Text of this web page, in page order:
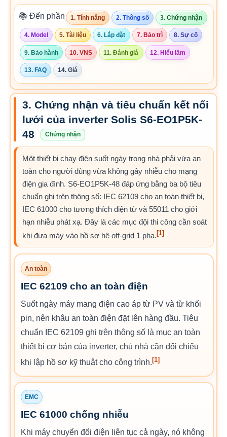
📚 Đến phần 1. Tính năng 2. Thông số 3. Chứng nhận
4. Model 5. Tài liệu 6. Lắp đặt 7. Bảo trì 8. Sự cố
9. Bảo hành 10. VNS 11. Đánh giá 12. Hiểu lầm
13. FAQ 14. Giá
3. Chứng nhận và tiêu chuẩn kết nối
lưới của inverter Solis S6-EO1P5K-
48
Chứng nhận
Một thiết bị chạy điện suốt ngày trong nhà phải vừa an
toàn cho người dùng vừa không gây nhiễu cho mạng
điện gia đình. S6-EO1P5K-48 đáp ứng bằng ba bộ tiêu
chuẩn ghi trên thông số: IEC 62109 cho an toàn thiết bị,
IEC 61000 cho tương thích điện từ và 55011 cho giới
hạn nhiễu phát xạ. Đây là các mục đội thi công cần soát
khi đưa máy vào hồ sơ hệ off-grid 1 pha. [1]
An toàn
IEC 62109 cho an toàn điện
Suốt ngày máy mang điện cao áp từ PV và từ khối
pin, nên khâu an toàn điện đặt lên hàng đầu. Tiêu
chuẩn IEC 62109 ghi trên thông số là mục an toàn
thiết bị cơ bản của inverter, chủ nhà cần đối chiếu
khi lập hồ sơ kỹ thuật cho công trình.[1]
EMC
IEC 61000 chống nhiễu
Khi máy chuyển đổi điện liên tục cả ngày, nó không